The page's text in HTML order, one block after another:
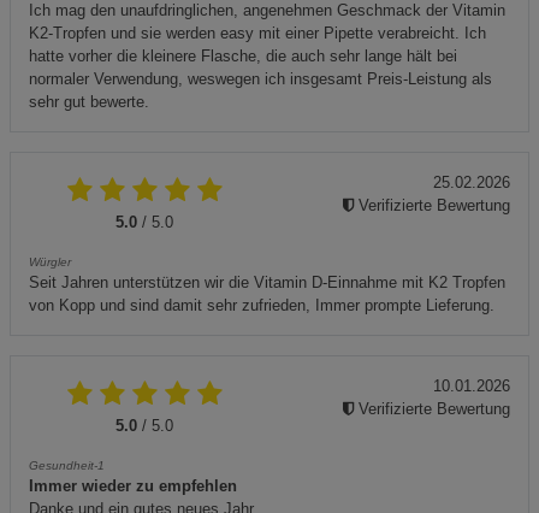
Ich mag den unaufdringlichen, angenehmen Geschmack der Vitamin
K2-Tropfen und sie werden easy mit einer Pipette verabreicht. Ich
hatte vorher die kleinere Flasche, die auch sehr lange hält bei
normaler Verwendung, weswegen ich insgesamt Preis-Leistung als
sehr gut bewerte.
5.0 / 5.0
Würgler
Seit Jahren unterstützen wir die Vitamin D-Einnahme mit K2 Tropfen
von Kopp und sind damit sehr zufrieden, Immer prompte Lieferung.
25.02.2026
Verifizierte Bewertung
5.0 / 5.0
Gesundheit-1
Immer wieder zu empfehlen
Danke und ein gutes neues Jahr
10.01.2026
Verifizierte Bewertung